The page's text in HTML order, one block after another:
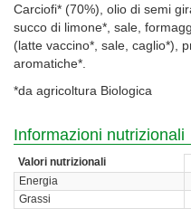
Carciofi* (70%), olio di semi
succo di limone*, sale,
(latte vaccino*, sale, caglio*),
aromatiche*.
*da agricoltura Biologica
Informazioni nutrizionali
Valori nutrizionali
Energia
Grassi